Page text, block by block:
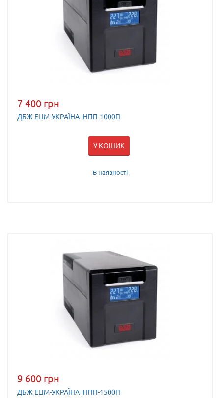
7 400 грн
ДБЖ ELIM-УКРАЇНА ІНПП-1000П
У КОШИК
В наявності
9 600 грн
ДБЖ ELIM-УКРАЇНА ІНПП-1500П